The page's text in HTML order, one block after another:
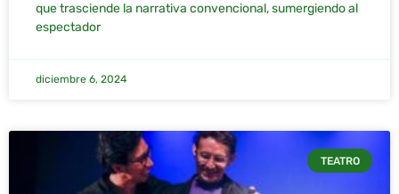
que trasciende la narrativa convencional, sumergiendo al
espectador
diciembre 6, 2024
TEATRO